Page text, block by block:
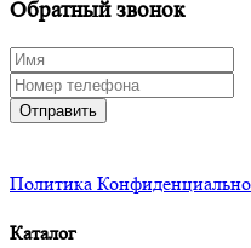
Обратный звонок
Отправить
Политика
Каталог